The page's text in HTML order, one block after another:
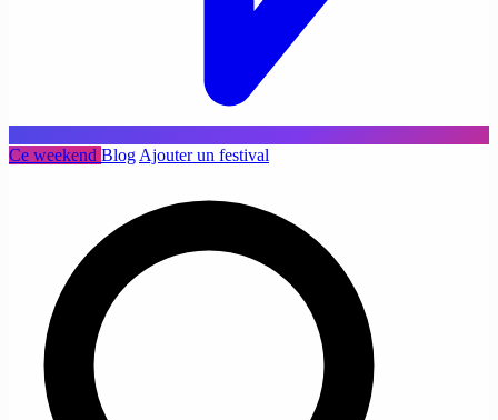
Ce weekend Blog Ajouter un festival